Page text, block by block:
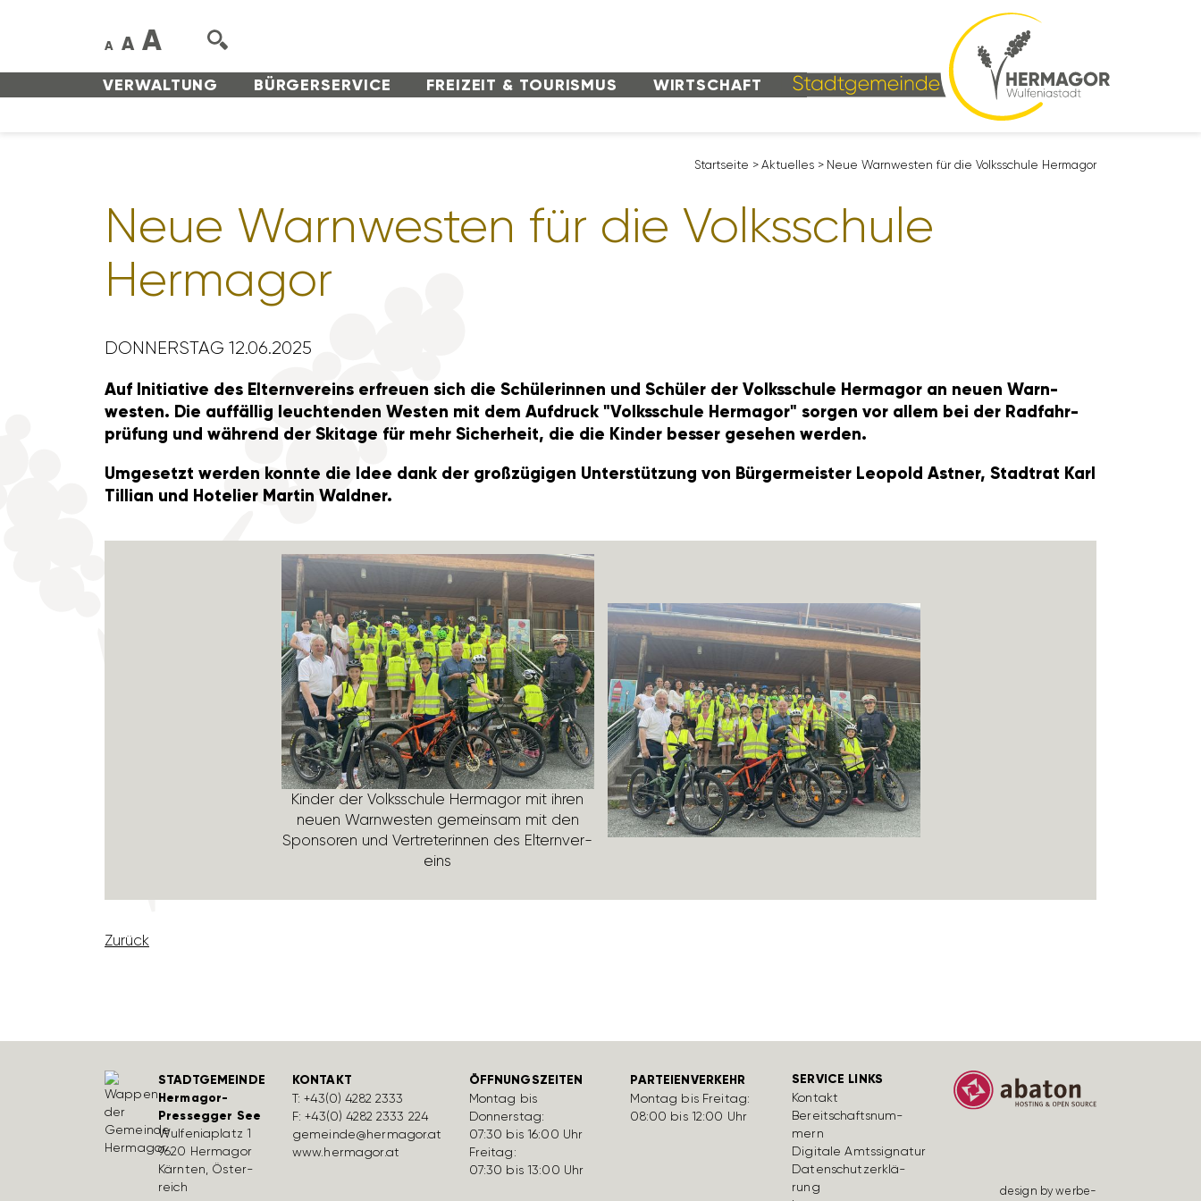
VERWAL­TUNG BÜRGER­SERVICE FREI­ZEIT & TOURISMUS WIRT­SCHAFT
A A A
Start­seite > Aktu­elles > Neue Warn­westen für die Volks­schule Hermagor
Neue Warn­westen für die Volks­schule
Hermagor
DONNERSTAG 12.06.2025
Auf Initia­tive des Eltern­ver­eins erfreuen sich die Schü­le­rinnen und Schüler der Volks­schule Hermagor an neuen Warn­
westen. Die auffällig leuch­tenden Westen mit dem Aufdruck "Volks­schule Hermagor" sorgen vor allem bei der Radfahr­
prü­fung und während der Skitage für mehr Sicher­heit, die die Kinder besser gesehen werden.
Umge­setzt werden konnte die Idee dank der groß­zü­gigen Unter­stüt­zung von Bürger­meister Leopold Astner, Stadtrat Karl
Tillian und Hote­lier Martin Waldner.
Kinder der Volks­schule Hermagor mit ihren
neuen Warn­westen gemeinsam mit den
Spon­soren und Vertre­te­rinnen des Eltern­ver­
eins
Zurück
STADTGEMEINDE
Hermagor-
Pressegger See
Wulfe­nia­platz 1
9620 Hermagor
Kärnten, Öster­
reich
KONTAKT
T:+43(0) 4282 2333
F: +43(0) 4282 2333 224
gemeinde@hermagor.at
www.hermagor.at
ÖFFNUNGSZEITEN
Montag bis
Donnerstag:
07:30 bis 16:00 Uhr
Freitag:
07:30 bis 13:00 Uhr
PARTEIENVERKEHR
Montag bis Freitag:
08:00 bis 12:00 Uhr
SERVICE LINKS
Kontakt
Bereit­schafts­num­
mern
Digi­tale Amts­si­gnatur
Daten­schutz­er­klä­
rung
design by werbe­